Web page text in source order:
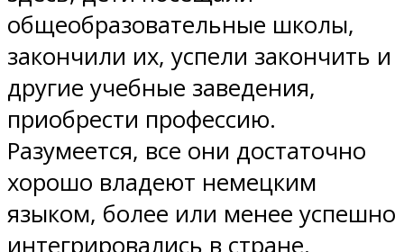
общеобразовательные школы,
закончили их, успели закончить и
другие учебные заведения,
приобрести профессию.
Разумеется, все они достаточно
хорошо владеют немецким
языком, более или менее успешно
интегрировались в стране.